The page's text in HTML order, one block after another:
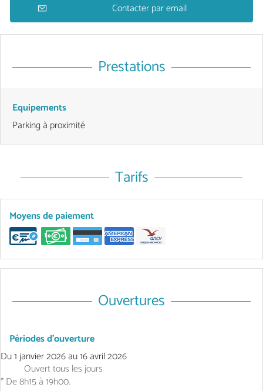
Contacter par email
Prestations
Equipements
Parking à proximité
Tarifs
Moyens de paiement
Ouvertures
Périodes d'ouverture
Du1 janvier 2026au16 avril 2026
Ouverttous les jours
* De 8h15 à 19h00.